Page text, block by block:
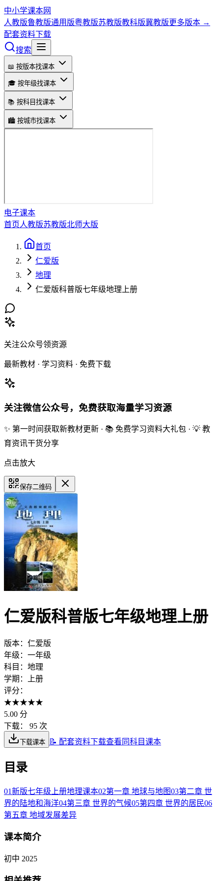
中小学课本网
人教版鲁教版通用版粤教版苏教版教科版冀教版更多版本 →
配套资料下载
搜索
📖 按版本找课本
🎓 按年级找课本
📚 按科目找课本
🏙️ 按城市找课本
电子课本
首页人教版苏教版北师大版
首页
仁爱版
地理
仁爱版科普版七年级地理上册
关注公众号领资源
最新教材 · 学习资料 · 免费下载
关注微信公众号，免费获取海量学习资源
✨ 第一时间获取新教材更新 · 📚 免费学习资料大礼包 · 💡 教
育资讯干货分享
点击放大
保存二维码
仁爱版科普版七年级地理上册
版本： 仁爱版
年级： 一年级
科目： 地理
学期：
上册
评分：
★★★★★
5.00 分
下载：
95 次
下载课本 📝 配套资料下载查看同科目课本
目录
01新版七年级上册地理课本02第一章 地球与地图03第二章 世
界的陆地和海洋04第三章 世界的气候05第四章 世界的居民06
第五章 地域发展差异
课本简介
初中 2025